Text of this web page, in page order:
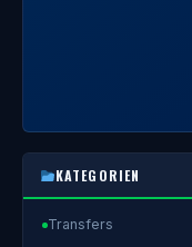
KATEGORIEN
Transfers